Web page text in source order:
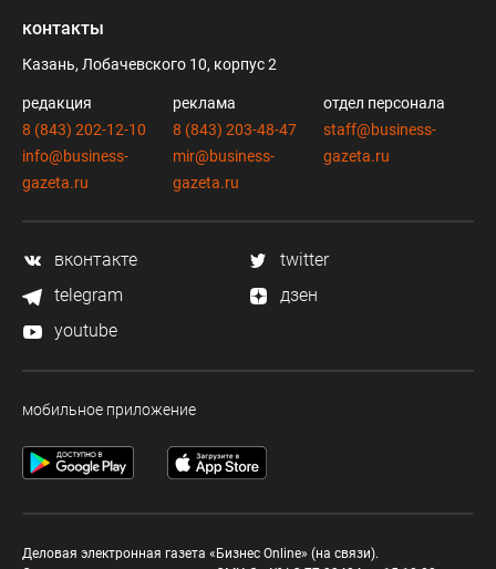
контакты
Казань, Лобачевского 10, корпус 2
редакция
8 (843) 202-12-10
info@business-
gazeta.ru
реклама
8 (843) 203-48-47
mir@business-
gazeta.ru
отдел персонала
staff@business-
gazeta.ru
вконтакте
twitter
telegram
дзен
youtube
мобильное приложение
Деловая электронная газета «Бизнес Online» (на связи).